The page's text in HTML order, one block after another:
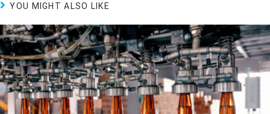
YOU MIGHT ALSO LIKE